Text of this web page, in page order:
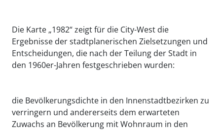
Die Karte „1982“ zeigt für die City-West die
Ergebnisse der stadtplanerischen Zielsetzungen und
Entscheidungen, die nach der Teilung der Stadt in
den 1960er-Jahren festgeschrieben wurden:
die Bevölkerungsdichte in den Innenstadtbezirken zu
verringern und andererseits dem erwarteten
Zuwachs an Bevölkerung mit Wohnraum in den